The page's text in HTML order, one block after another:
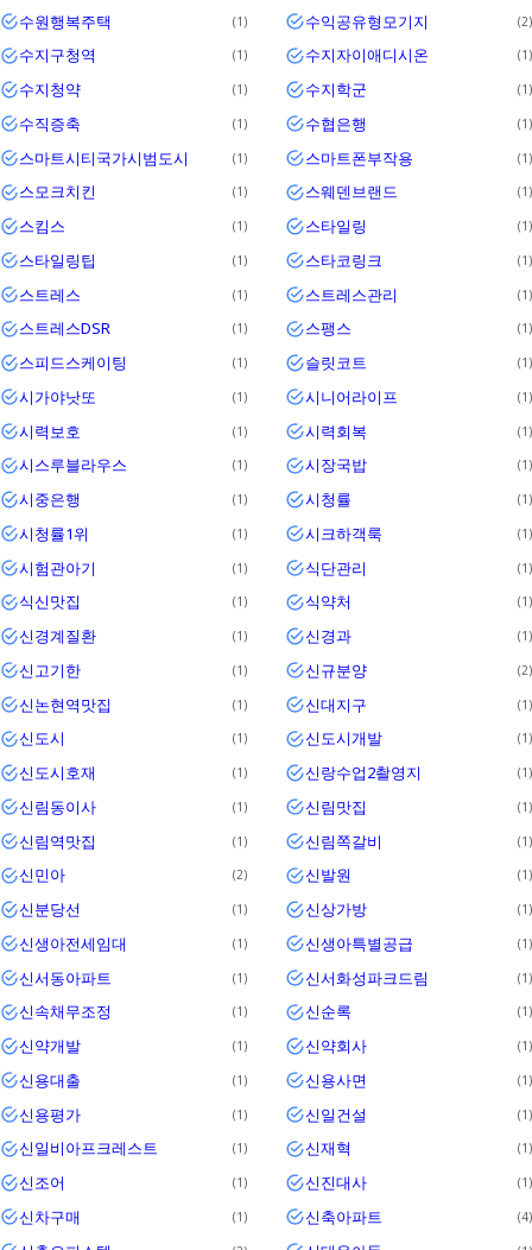
수원행복주택 1 수익공유형모기지 2
수지구청역 1 수지자이애디시온 1
수지청약 1 수지학군 1
수직증축 1 수협은행 1
스마트시티국가시범도시 1 스마트폰부작용 1
스모크치킨 1 스웨덴브랜드 1
스킴스 1 스타일링 1
스타일링팁 1 스타코링크 1
스트레스 1 스트레스관리 1
스트레스DSR 1 스팽스 1
스피드스케이팅 1 슬릿코트 1
시가야낫또 1 시니어라이프 1
시력보호 1 시력회복 1
시스루블라우스 1 시장국밥 1
시중은행 1 시청률 1
시청률1위 1 시크하객룩 1
시험관아기 1 식단관리 1
식신맛집 1 식약처 1
신경계질환 1 신경과 1
신고기한 1 신규분양 2
신논현역맛집 1 신대지구 1
신도시 1 신도시개발 1
신도시호재 1 신랑수업2촬영지 1
신림동이사 1 신림맛집 1
신림역맛집 1 신림쪽갈비 1
신민아 2 신발원 1
신분당선 1 신상가방 1
신생아전세임대 1 신생아특별공급 1
신서동아파트 1 신서화성파크드림 1
신속채무조정 1 신순록 1
신약개발 1 신약회사 1
신용대출 1 신용사면 1
신용평가 1 신일건설 1
신일비아프크레스트 1 신재혁 1
신조어 1 신진대사 1
신차구매 1 신축아파트 4